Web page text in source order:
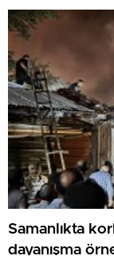
Samanlıkta
dayanışma